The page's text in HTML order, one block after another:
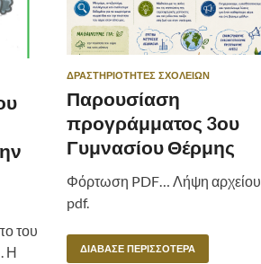
του
Η
ΔΡΑΣΤΗΡΙΌΤΗΤΕΣ ΣΧΟΛΕΊΩΝ
Παρουσίαση
προγράμματος 3ου
Γυμνασίου Θέρμης
Φόρτωση PDF… Λήψη αρχείου
pdf.
ΔΙΆΒΑΣΕ ΠΕΡΙΣΣΌΤΕΡΑ